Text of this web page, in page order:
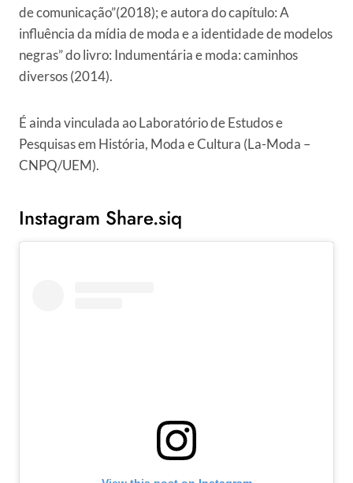
de comunicação”(2018); e autora do capítulo: A
influência da mídia de moda e a identidade de modelos
negras” do livro: Indumentária e moda: caminhos
diversos (2014).
É ainda vinculada ao Laboratório de Estudos e
Pesquisas em História, Moda e Cultura (La-Moda –
CNPQ/UEM).
Instagram Share.siq